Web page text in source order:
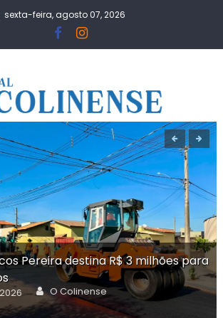
sexta-feira, agosto 07, 2026
Pereira destina R$ 3 milhões para
Author
O Colinense